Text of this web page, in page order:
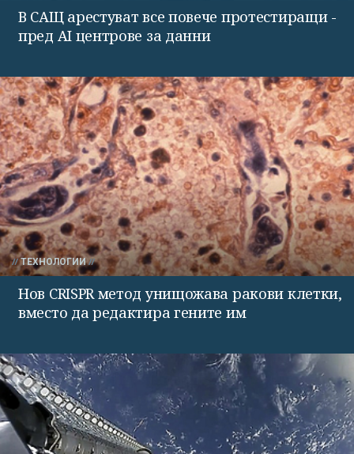
В САЩ арестуват все повече протестиращи -
пред AI центрове за данни
ТЕХНОЛОГИИ
Нов CRISPR метод унищожава ракови клетки,
вместо да редактира гените им